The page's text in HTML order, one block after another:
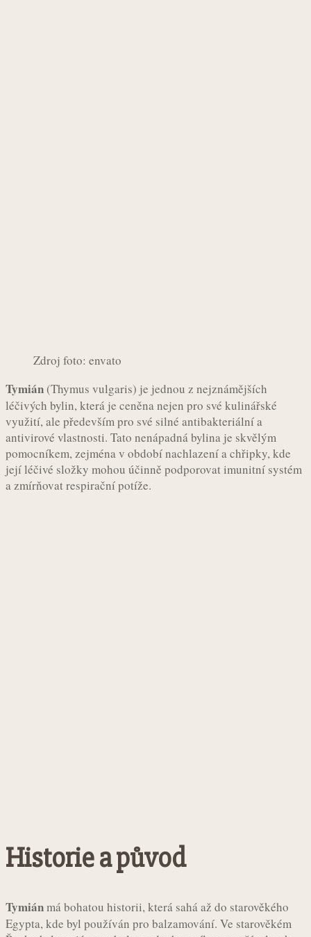
Zdroj foto: envato
Tymián (Thymus vulgaris) je jednou z nejznámějších
léčivých bylin, která je ceněna nejen pro své kulinářské
využití, ale především pro své silné antibakteriální a
antivirové vlastnosti. Tato nenápadná bylina je skvělým
pomocníkem, zejména v období nachlazení a chřipky, kde
její léčivé složky mohou účinně podporovat imunitní systém
a zmírňovat respirační potíže.
Historie a původ
Tymiánmá bohatou historii, která sahá až do starověkého
Egypta, kde byl používán pro balzamování. Ve starověkém